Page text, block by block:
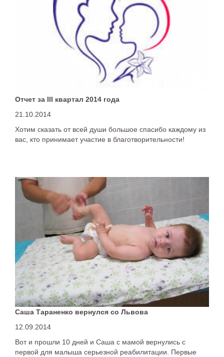
Отчет за III квартал 2014 года
21.10.2014
Хотим сказать от всей души большое спасибо каждому из
вас, кто принимает участие в благотворительности!
Саша Тараненко вернулся со Львова
12.09.2014
Вот и прошли 10 дней и Саша с мамой вернулись с
первой для малыша серьезной реабилитации. Первые